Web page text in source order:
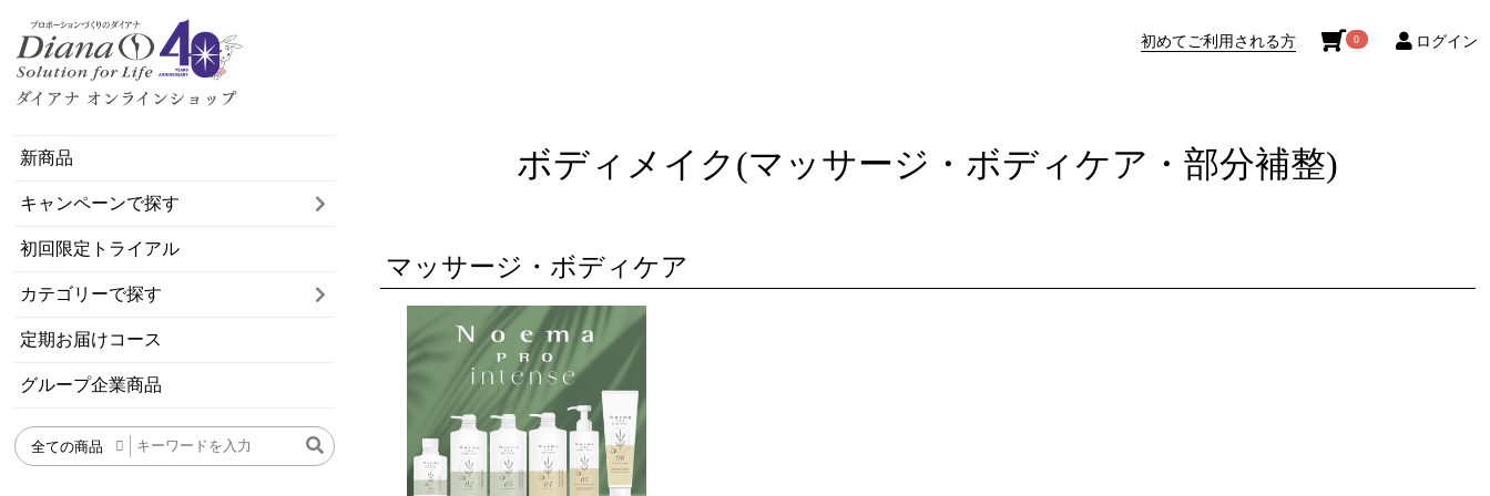
新商品
キャンペーンで探す
初回限定トライアル
カテゴリーで探す
定期お届けコース
グループ企業商品
初めてご利用される方 0 ログイン
ボディメイク(マッサージ・ボディケア・部分補整)
マッサージ・ボディケア